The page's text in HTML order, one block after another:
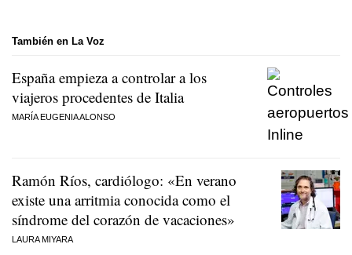
También en La Voz
España empieza a controlar a los
viajeros procedentes de Italia
MARÍA EUGENIA ALONSO
Ramón Ríos, cardiólogo: «En verano
existe una arritmia conocida como el
síndrome del corazón de vacaciones»
LAURA MIYARA